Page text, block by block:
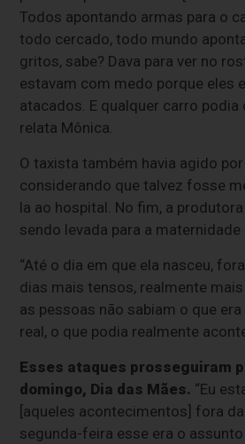
Todos apontando armas para o
todo cercado, todo mundo
gritos, sabe? Dava para ver no
estavam com medo porque eles
atacados. E qualquer carro podia
relata Mônica.
O taxista também havia agido
considerando que talvez fosse
la ao hospital. No fim, a
sendo levada para a
“Até o dia em que ela nasceu,
dias mais tensos, realmente
as pessoas não sabiam o que
real, o que podia realmente
Esses ataques prosseguiram
domingo, Dia das Mães. “Eu
[aqueles acontecimentos] fora
segunda-feira esse era o